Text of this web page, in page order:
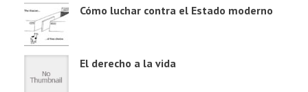
Cómo luchar contra el Estado moderno
El derecho a la vida